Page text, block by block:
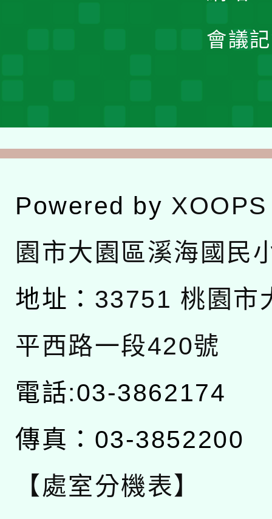
會議
Powered by XOOPS
園市大園區溪海國民
地址： 33751 桃園市
平西路一段420號
電話:03-3862174
傳真：03-3852200
【處室分機表】